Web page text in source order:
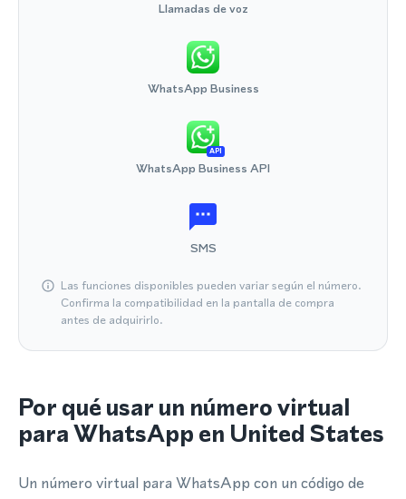
Llamadas de voz
WhatsApp Business
API
WhatsApp Business API
SMS
Las funciones disponibles pueden variar según el número.
Confirma la compatibilidad en la pantalla de compra
antes de adquirirlo.
Por qué usar un número virtual
para WhatsApp en United States
Un número virtual para WhatsApp con un código de